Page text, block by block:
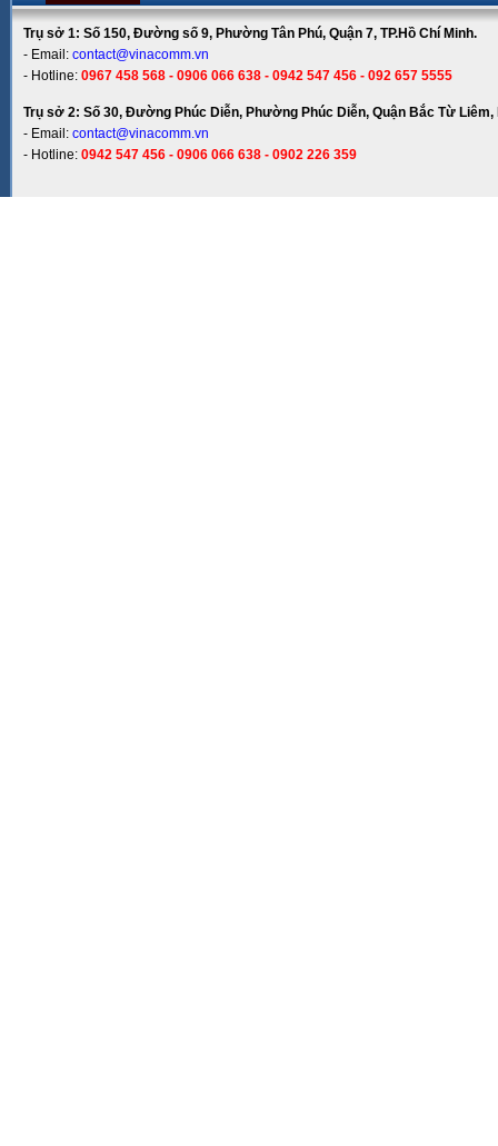
Trụ sở 1: Số 150, Đường số 9, Phường Tân Phú, Quận 7, TP.Hồ Chí Minh.
- Email: contact@vinacomm.vn
- Hotline: 0967 458 568 - 0906 066 638 - 0942 547 456 - 092 657 5555
Trụ sở 2: Số 30, Đường Phúc Diễn, Phường Phúc Diễn, Quận Bắc Từ Liêm,
- Email: contact@vinacomm.vn
- Hotline: 0942 547 456 - 0906 066 638 - 0902 226 359